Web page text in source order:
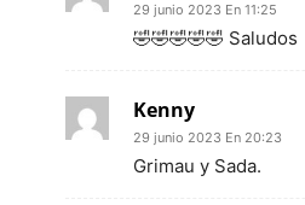
29 junio 2023 En 11:25
🤣🤣🤣🤣🤣 Saludos
Kenny
29 junio 2023 En 20:23
Grimau y Sada.